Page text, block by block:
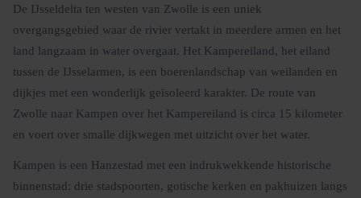
De IJsseldelta ten westen van Zwolle is een uniek
overgangsgebied waar de rivier vertakt in meerdere armen en het
land langzaam in water overgaat. Het Kampereiland, het eiland
tussen de IJsselarmen, is een boerenlandschap van weilanden en
dijkjes met een wonderlijk geïsoleerd karakter. De route van
Zwolle naar Kampen over het Kampereiland is circa 15 kilometer
en voert over smalle dijkwegen met uitzicht over het water.
Kampen is een Hanzestad met een indrukwekkende historische
binnenstad: drie stadspoorten, gotische kerken en pakhuizen langs